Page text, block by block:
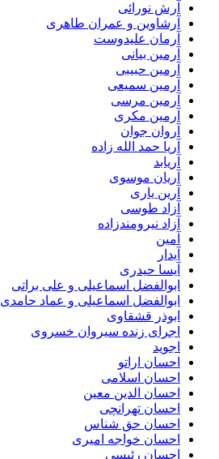
آرش نورائی
آرشاوین و عمران طاهری
آرمان علیدوست
آرمین بیانی
آرمین حبیبی
آرمین سمیعی
آرمین مرسی
آرمین مکری
آروان جوان
آریا حمد الله زاده
آریابد
آریان موسوی
آرین یاری
آزاد طوسی
آزاد نیرومندزاده
آمین
آیدار
آیسا حیدری
ابوالفضل اسماعیلی و علی براتی
ابوالفضل اسماعیلی و عماد حامدی
ابوذر قشقاوی
اجرای زنده سیروان خسروی
اجوید
احسان اراتو
احسان اسلامی
احسان الدین معین
احسان تهرانچی
احسان حق شناس
احسان خواجه امیری
احسان رئیسی